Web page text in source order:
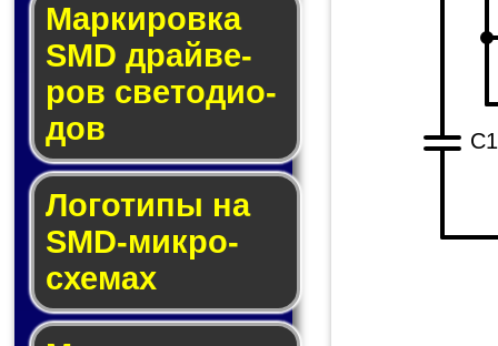
Маркировка
SMD драй­ве­
ров све­то­ди­о­
дов
Логотипы на
SMD-мик­ро­
схе­мах
C1